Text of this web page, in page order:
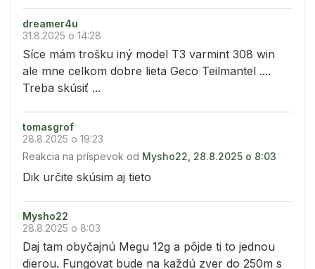
dreamer4u
31.8.2025 o 14:28
Síce mám trošku iný model T3 varmint 308 win
ale mne celkom dobre lieta Geco Teilmantel ....
Treba skúsiť ...
tomasgrof
28.8.2025 o 19:23
Reakcia na príspevok od Mysho22, 28.8.2025 o 8:03
Dik určite skúsim aj tieto
Mysho22
28.8.2025 o 8:03
Daj tam obyčajnú Megu 12g a pôjde ti to jednou
dierou. Fungovat bude na každú zver do 250m s